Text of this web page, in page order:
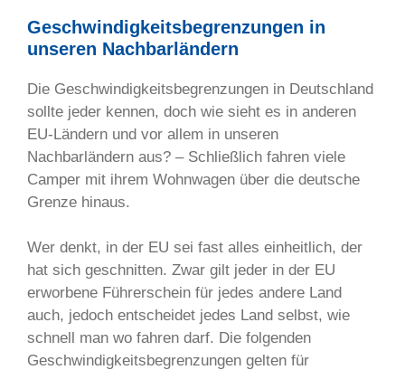
Geschwindigkeitsbegrenzungen in
unseren Nachbarländern
Die Geschwindigkeitsbegrenzungen in Deutschland
sollte jeder kennen, doch wie sieht es in anderen
EU-Ländern und vor allem in unseren
Nachbarländern aus? – Schließlich fahren viele
Camper mit ihrem Wohnwagen über die deutsche
Grenze hinaus.
Wer denkt, in der EU sei fast alles einheitlich, der
hat sich geschnitten. Zwar gilt jeder in der EU
erworbene Führerschein für jedes andere Land
auch, jedoch entscheidet jedes Land selbst, wie
schnell man wo fahren darf. Die folgenden
Geschwindigkeitsbegrenzungen gelten für